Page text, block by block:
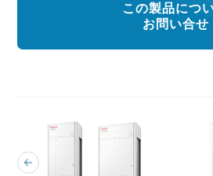
この製品につ
お問い合せ